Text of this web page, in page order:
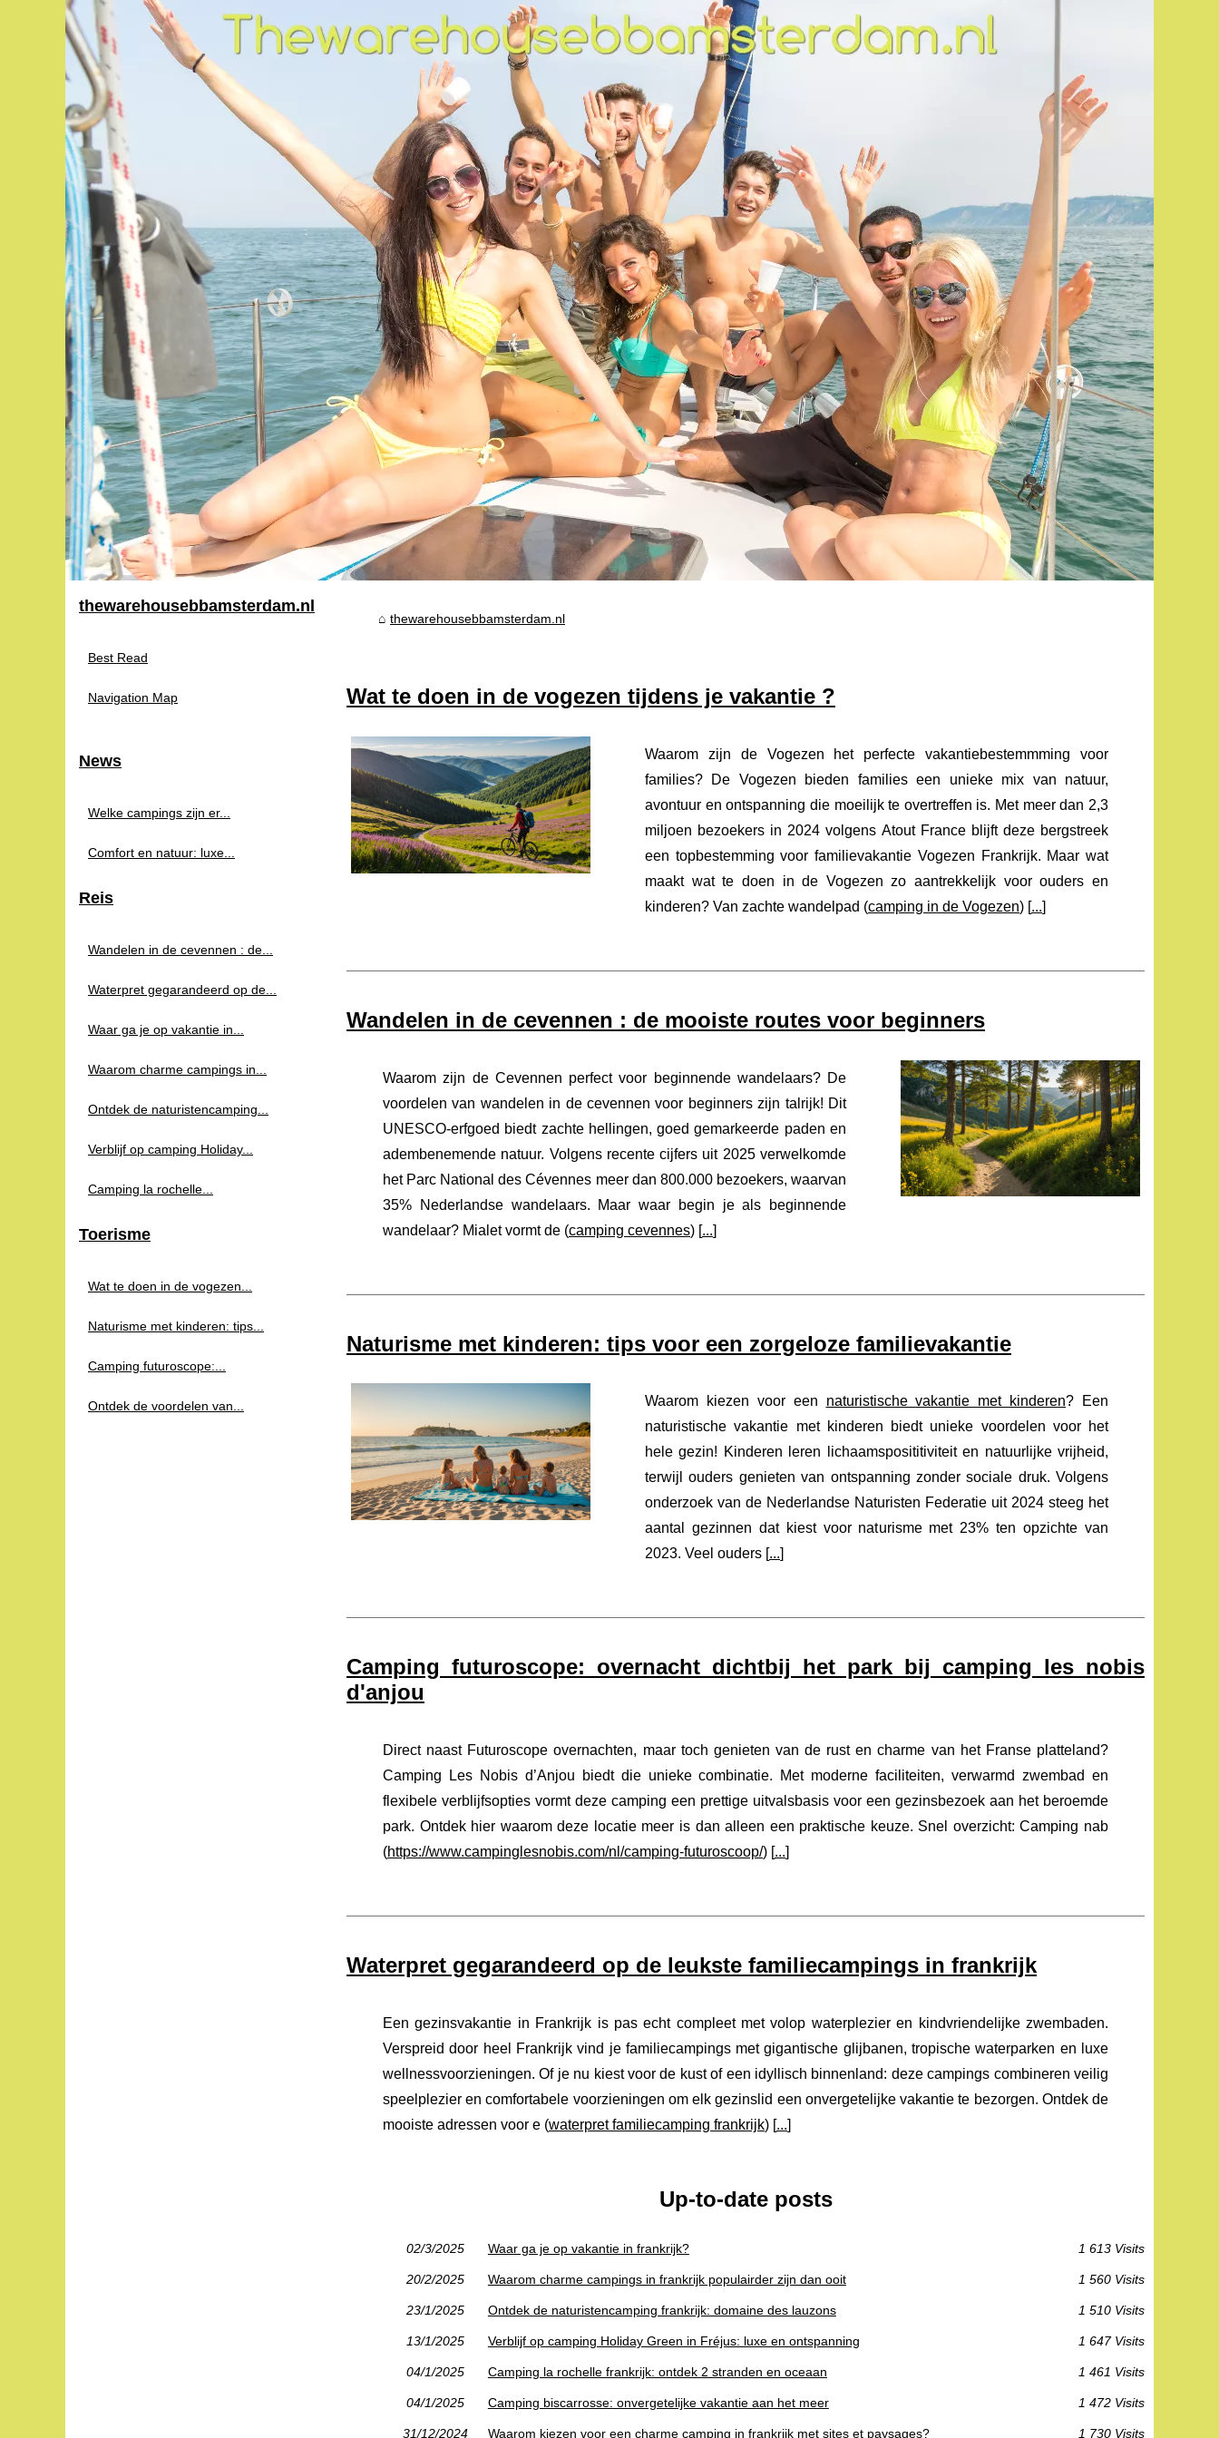
thewarehousebbamsterdam.nl
Wat te doen in de vogezen tijdens je vakantie ?
Waarom zijn de Vogezen het perfecte vakantiebestemmming voor
families? De Vogezen bieden families een unieke mix van natuur,
avontuur en ontspanning die moeilijk te overtreffen is. Met meer dan 2,3
miljoen bezoekers in 2024 volgens Atout France blijft deze bergstreek
een topbestemming voor familievakantie Vogezen Frankrijk. Maar wat
maakt wat te doen in de Vogezen zo aantrekkelijk voor ouders en
kinderen? Van zachte wandelpad (camping in de Vogezen) [...]
Wandelen in de cevennen : de mooiste routes voor beginners
Waarom zijn de Cevennen perfect voor beginnende wandelaars? De
voordelen van wandelen in de cevennen voor beginners zijn talrijk! Dit
UNESCO-erfgoed biedt zachte hellingen, goed gemarkeerde paden en
adembenemende natuur. Volgens recente cijfers uit 2025 verwelkomde
het Parc National des Cévennes meer dan 800.000 bezoekers, waarvan
35% Nederlandse wandelaars. Maar waar begin je als beginnende
wandelaar? Mialet vormt de (camping cevennes) [...]
Naturisme met kinderen: tips voor een zorgeloze familievakantie
Waarom kiezen voor een naturistische vakantie met kinderen? Een
naturistische vakantie met kinderen biedt unieke voordelen voor het
hele gezin! Kinderen leren lichaamsposititiviteit en natuurlijke vrijheid,
terwijl ouders genieten van ontspanning zonder sociale druk. Volgens
onderzoek van de Nederlandse Naturisten Federatie uit 2024 steeg het
aantal gezinnen dat kiest voor naturisme met 23% ten opzichte van
2023. Veel ouders [...]
Camping futuroscope: overnacht dichtbij het park bij camping les nobis
d'anjou
Direct naast Futuroscope overnachten, maar toch genieten van de rust en charme van het Franse platteland?
Camping Les Nobis d’Anjou biedt die unieke combinatie. Met moderne faciliteiten, verwarmd zwembad en
flexibele verblijfsopties vormt deze camping een prettige uitvalsbasis voor een gezinsbezoek aan het beroemde
park. Ontdek hier waarom deze locatie meer is dan alleen een praktische keuze. Snel overzicht: Camping nab
(https://www.campinglesnobis.com/nl/camping-futuroscoop/) [...]
Waterpret gegarandeerd op de leukste familiecampings in frankrijk
Een gezinsvakantie in Frankrijk is pas echt compleet met volop waterplezier en kindvriendelijke zwembaden.
Verspreid door heel Frankrijk vind je familiecampings met gigantische glijbanen, tropische waterparken en luxe
wellnessvoorzieningen. Of je nu kiest voor de kust of een idyllisch binnenland: deze campings combineren veilig
speelplezier en comfortabele voorzieningen om elk gezinslid een onvergetelijke vakantie te bezorgen. Ontdek de
mooiste adressen voor e (waterpret familiecamping frankrijk) [...]
Up-to-date posts
02/3/2025 Waar ga je op vakantie in frankrijk? 1 613 Visits
20/2/2025 Waarom charme campings in frankrijk populairder zijn dan ooit 1 560 Visits
23/1/2025 Ontdek de naturistencamping frankrijk: domaine des lauzons 1 510 Visits
13/1/2025 Verblijf op camping Holiday Green in Fréjus: luxe en ontspanning 1 647 Visits
04/1/2025 Camping la rochelle frankrijk: ontdek 2 stranden en oceaan 1 461 Visits
04/1/2025 Camping biscarrosse: onvergetelijke vakantie aan het meer 1 472 Visits
31/12/2024 Waarom kiezen voor een charme camping in frankrijk met sites et paysages? 1 730 Visits
thewarehousebbamsterdam.nl
Best Read
Navigation Map
News
Welke campings zijn er...
Comfort en natuur: luxe...
Reis
Wandelen in de cevennen : de...
Waterpret gegarandeerd op de...
Waar ga je op vakantie in...
Waarom charme campings in...
Ontdek de naturistencamping...
Verblijf op camping Holiday...
Camping la rochelle...
Toerisme
Wat te doen in de vogezen...
Naturisme met kinderen: tips...
Camping futuroscope:...
Ontdek de voordelen van...